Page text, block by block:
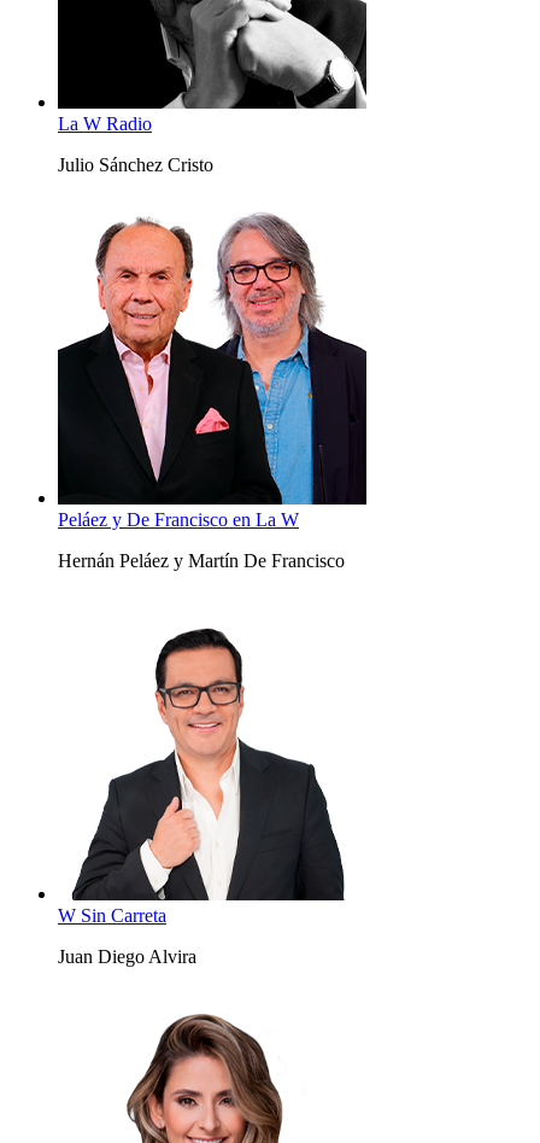
La W Radio
Julio Sánchez Cristo
Peláez y De Francisco en La W
Hernán Peláez y Martín De Francisco
W Sin Carreta
Juan Diego Alvira